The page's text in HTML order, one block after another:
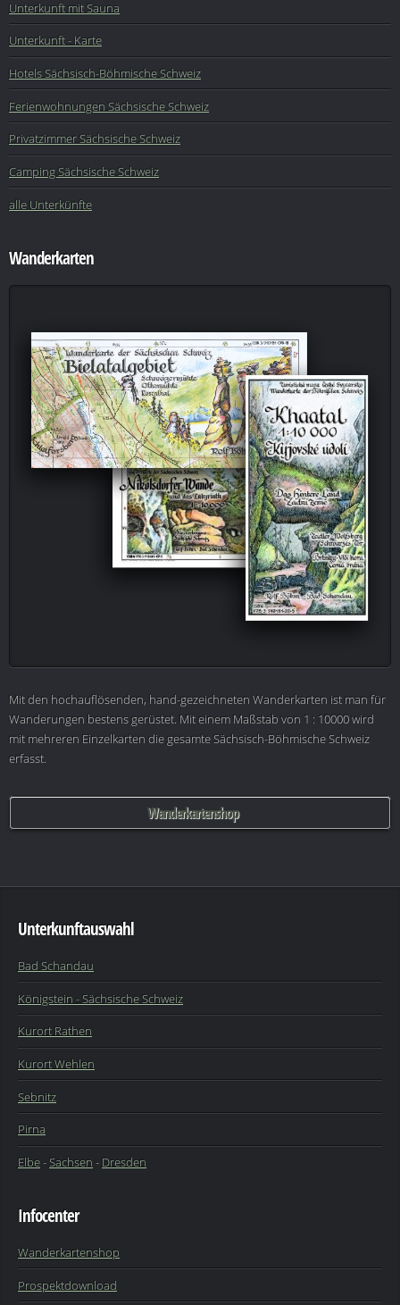
Unterkunft mit Sauna
Unterkunft - Karte
Hotels Sächsisch-Böhmische Schweiz
Ferienwohnungen Sächsische Schweiz
Privatzimmer Sächsische Schweiz
Camping Sächsische Schweiz
alle Unterkünfte
Wanderkarten
Mit den hochauflösenden, hand-gezeichneten Wanderkarten ist man für
Wanderungen bestens gerüstet. Mit einem Maßstab von 1 : 10000 wird
mit mehreren Einzelkarten die gesamte Sächsisch-Böhmische Schweiz
erfasst.
Wanderkartenshop
Unterkunftauswahl
Bad Schandau
Königstein - Sächsische Schweiz
Kurort Rathen
Kurort Wehlen
Sebnitz
Pirna
Elbe-Sachsen - Dresden
Infocenter
Wanderkartenshop
Prospektdownload